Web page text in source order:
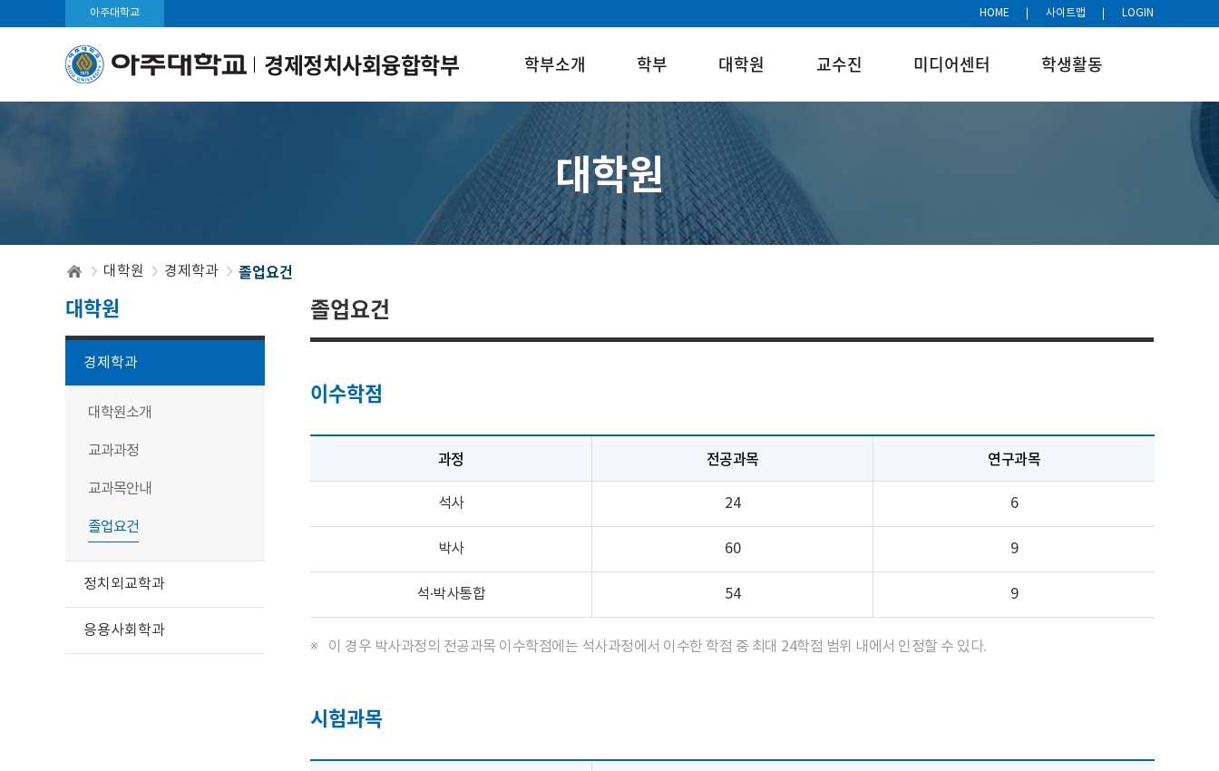
아주대학교 HOME 사이트맵 LOGIN
경제정치사회융합학부 학부소개 학부 대학원 교수진 미디어센터 학생활동
대학원
대학원 경제학과 졸업요건
대학원
경제학과
대학원소개
교과과정
교과목안내
졸업요건
정치외교학과
응용사회학과
졸업요건
이수학점
과정 전공과목 연구과목
석사 24 6
박사 60 9
석·박사통합 54 9
이 경우 박사과정의 전공과목 이수학점에는 석사과정에서 이수한 학점 중 최대 24학점 범위 내에서 인정할 수 있다.
시험과목